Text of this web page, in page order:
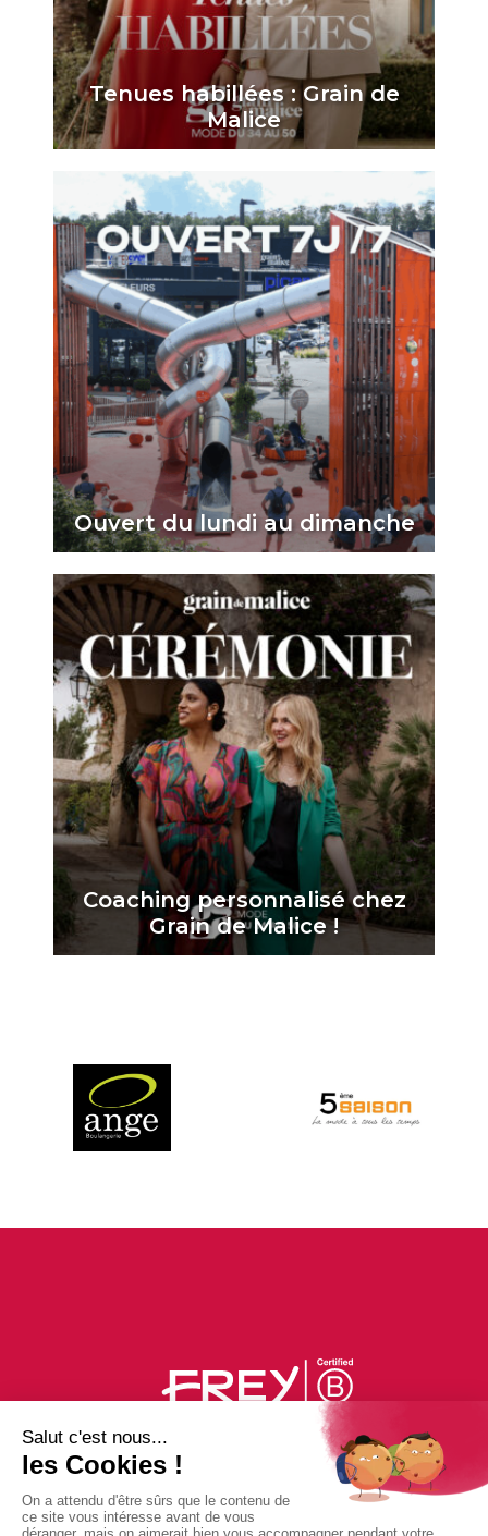
Tenues habillées : Grain de
Malice
Ouvert du lundi au dimanche
Coaching personnalisé chez
Grain de Malice !
PLAN DU CENTRE BONS PLANS
PHOTOS